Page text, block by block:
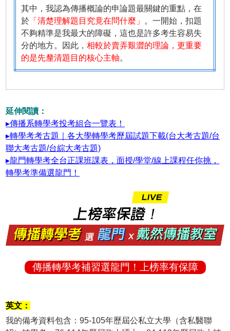
其中，我認為傳播概論的申論題最關鍵的重點，在
於 「清楚理解題目究竟在問什麼」
。一開始，扣題
不夠精準是我最大的障礙，這也是許多考生容易失
分的地方。因此，相較於賣弄艱澀的理論，更重要
的是先釐清題目的核心主軸。
延伸閱讀：
▸傳播系轉學考投考組合一覽表！
▸轉學考考古題｜各大學轉學考歷屆試題下載(台大考古題/台
聯大考古題/台綜大考古題)
▸龍門轉學考全台正課班課表，面授/學堂/線上課程任你挑，
轉學考準備選龍門！
傳播轉學考補習選龍門！上榜率有保障
英文：
我的備考資料包含：95-105年歷屆公私立大學（含私醫聯